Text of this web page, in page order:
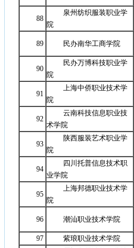
88
泉州纺织服装职业学
院
89 民办南华工商学院
90
民办万博科技职业学
院
91
上海中侨职业技术学
院
92
云南科技信息职业技
术学院
93
陕西服装艺术职业学
院
94
四川托普信息技术职
业学院
95
上海邦德职业技术学
院
96 潮汕职业技术学院
97
紫琅职业技术学院